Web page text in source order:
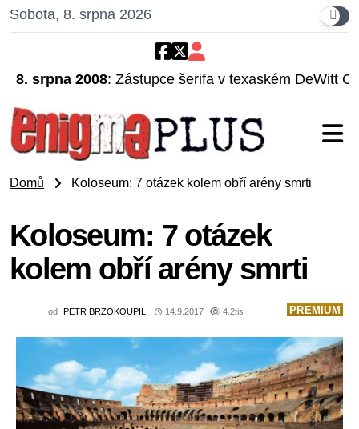
Sobota, 8. srpna 2026
8. srpna 2008: Zástupce šerifa v texaském DeWitt
Domů Koloseum: 7 otázek kolem obří arény smrti
Koloseum: 7 otázek
kolem obří arény smrti
od PETR BRZOKOUPIL 14.9.2017 4.2tis PREMIUM